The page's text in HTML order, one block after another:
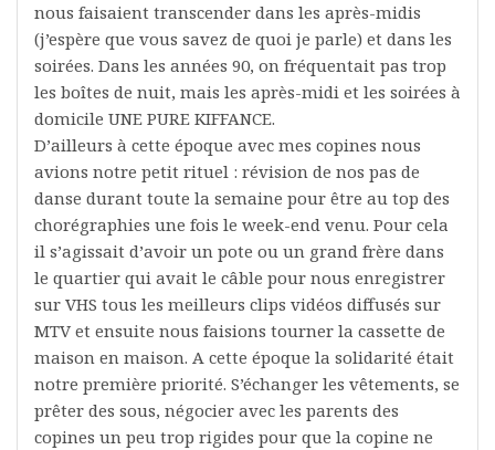
nous faisaient transcender dans les après-midis
(j’espère que vous savez de quoi je parle) et dans les
soirées. Dans les années 90, on fréquentait pas trop
les boîtes de nuit, mais les après-midi et les soirées à
domicile UNE PURE KIFFANCE.
D’ailleurs à cette époque avec mes copines nous
avions notre petit rituel : révision de nos pas de
danse durant toute la semaine pour être au top des
chorégraphies une fois le week-end venu. Pour cela
il s’agissait d’avoir un pote ou un grand frère dans
le quartier qui avait le câble pour nous enregistrer
sur VHS tous les meilleurs clips vidéos diffusés sur
MTV et ensuite nous faisions tourner la cassette de
maison en maison. A cette époque la solidarité était
notre première priorité. S’échanger les vêtements, se
prêter des sous, négocier avec les parents des
copines un peu trop rigides pour que la copine ne